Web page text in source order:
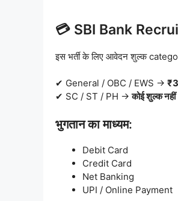
💳 SBI Bank
इस भर्ती के लिए आवेदन शुल्क
✔ General / OBC / EWS →
✔ SC / ST / PH →कोई शुल्क नहीं
भुगतान का माध्यम:
Debit Card
Credit Card
Net Banking
UPI / Online Payment